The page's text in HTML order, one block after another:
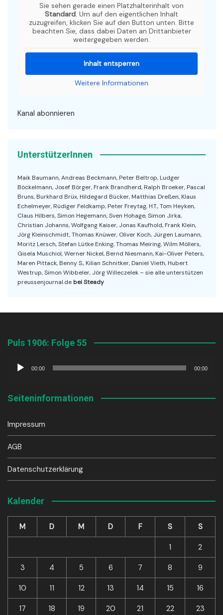
Sie sehen gerade einen Platzhalterinhalt von
Standard. Um auf den eigentlichen Inhalt
zuzugreifen, klicken Sie auf den Button unten. Bitte
beachten Sie, dass dabei Daten an Drittanbieter
weitergegeben werden.
Inhalt entsperren
Weitere Informationen
Kanal abonnieren
UnterstützerInnen
Maik Baumann, Andreas Beckmann, Peter Beltrop, Ludger
Böckelmann, Josef Börger, Frank Brandherd, Ralph Broeker, Pascal
Bruns, Burkhard Brüx, Hildegard Bücker, Matthias Dreßen, Klaus
Echelmeyer, Rüdiger Feldkamp, Peter Freytag, H.T., Tom Heyken,
Claus Hilbers, Simon Hegemann, Sven Hohage, Simon Jirka,
Christian Johanns, Wolfgang Kaiser, Jonas Kaufhold, Frank Klein,
Jörg Kleinschmidt, Thomas Knüwer, Oliver Koch, Jürgen Laumann,
Moritz Lersch, Stefan Lütke Enking, Thomas Meiring, Wilm Möllers,
Gisela Muschiol, Werner Nickel, Bernd Niesmann, Kai-Oliver Peters,
Maren Pittack, Benny S., Kilian Schnitker, Daniel Vieth, Hubert
Westrup, Simon Wibbeler, Jörg Willeczelek – sie alle unterstützen
preussenjournal.de bei Steady
Puls 1906: Folge 55
Audio-
00:00 00:00
Seiteninformationen
Impressum
AGB
Datenschutzerklärung
Kalender
M D M D F S S
1 2
3 4 5 6 7 8 9
10 11 12 13 14 15 16
17 18 19 20 21 22 23